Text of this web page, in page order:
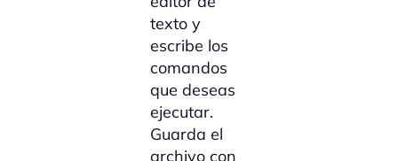
texto y
escribe los
comandos
que deseas
ejecutar.
Guarda el
archivo con